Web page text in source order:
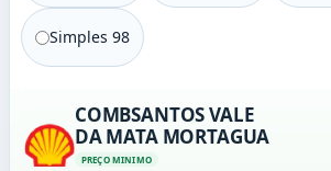
Simples 98
COMBSANTOS VALE
DA MATA MORTAGUA
PREÇO MINIMO